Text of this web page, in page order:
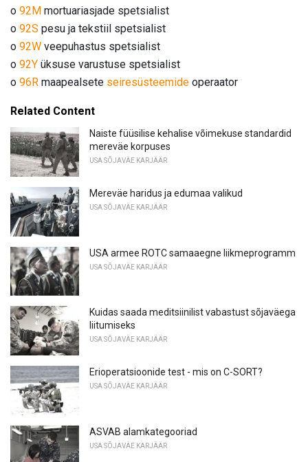
o 92M mortuariasjade spetsialist
o 92S pesu ja tekstiil spetsialist
o 92W veepuhastus spetsialist
o 92Y üksuse varustuse spetsialist
o 96R maapealsete seiresüsteemide operaator
Related Content
Naiste füüsilise kehalise võimekuse standardid
mereväe korpuses
USA SÕJAVÄE KARJÄÄR
Mereväe haridus ja edumaa valikud
USA SÕJAVÄE KARJÄÄR
USA armee ROTC samaaegne liikmeprogramm
USA SÕJAVÄE KARJÄÄR
Kuidas saada meditsiinilist vabastust sõjaväega
liitumiseks
USA SÕJAVÄE KARJÄÄR
Erioperatsioonide test - mis on C-SORT?
USA SÕJAVÄE KARJÄÄR
ASVAB alamkategooriad
USA SÕJAVÄE KARJÄÄR